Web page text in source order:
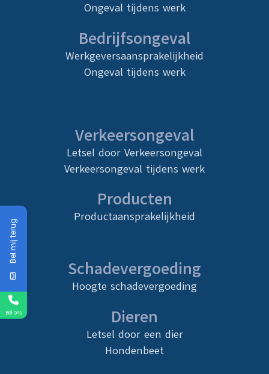
Ongeval tijdens werk
Bedrijfsongeval
Werkgeversaansprakelijkheid
Ongeval tijdens werk
Verkeersongeval
Letsel door Verkeersongeval
Verkeersongeval tijdens werk
Producten
Productaansprakelijkheid
Schadevergoeding
Hoogte schadevergoeding
Dieren
Letsel door een dier
Hondenbeet
Bel mij terug
Bel ons